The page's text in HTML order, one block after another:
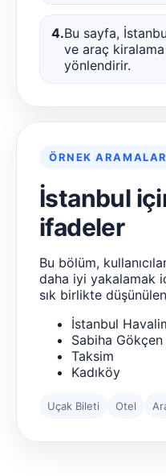
4.Bu sayfa,
ve araç kiralama
yönlendirir.
ÖRNEK ARAMALAR
İstanbul
ifadeler
Bu bölüm,
daha iyi yakalamak
sık birlikte
İstanbul
Sabiha Gökçen
Taksim
Kadıköy
Uçak Bileti Otel